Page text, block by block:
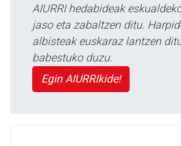
AIURRI hedabideak
jaso eta zabaltzen ditu.
albisteak euskaraz lantzen
babestuko duzu.
Egin AIURRIkide!